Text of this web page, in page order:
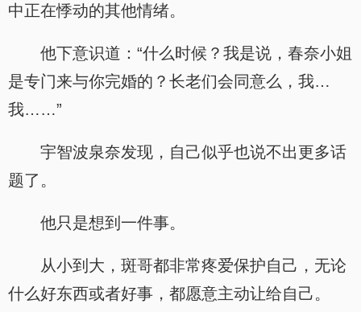
中正在悸动的其他情绪。
他下意识道：“什么时候？我是说，春奈小姐
是专门来与你完婚的？长老们会同意么，我…
我……”
宇智波泉奈发现，自己似乎也说不出更多话
题了。
他只是想到一件事。
从小到大，斑哥都非常疼爱保护自己，无论
什么好东西或者好事，都愿意主动让给自己。